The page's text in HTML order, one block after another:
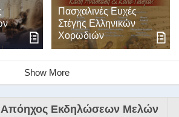
Πασχαλινές Ευχές
Στέγης Ελληνικών
Χορωδιών
Show More
Απόηχος Εκδηλώσεων Μελών